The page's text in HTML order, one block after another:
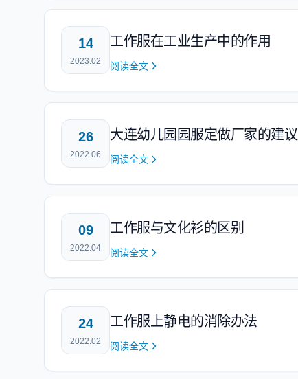
14
2023.02
工作服在工业生产中的作用
阅读全文
26
2022.06
大连幼儿园园服定做厂家的建议
阅读全文
09
2022.04
工作服与文化衫的区别
阅读全文
24
2022.02
工作服上静电的消除办法
阅读全文